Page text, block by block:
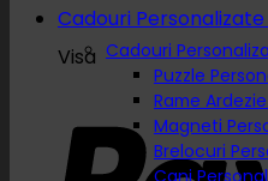
Visa
Cadouri
Cadouri
Puzzle
Rame
Magneti
Brelocuri
Cani